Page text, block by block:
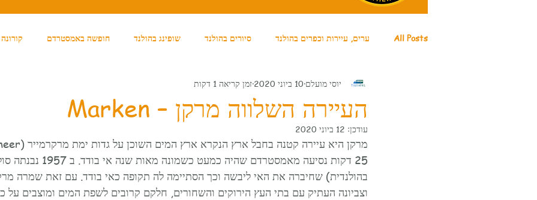
All Posts ערים, עיירות וכפרים בהולנד סיורים בהולנד שופינג בהולנד חופשה באמסטרדם
קורונה בהולנד אטרקציות באמסטרדם סיורים באמסטרדם
העיירה השלווה מרקן – Marken
יוסי מועלם 10 ביוני 2020 זמן קריאה 1 דקות
עודכן: 12 ביוני 2020
בהולנדית) שחיברה את האי ליבשה וכך הסתיימה לה תקופה כאי בודד. עם זאת שמרה
וצביונה העתיק עם בתי העץ הירוקים והשחורים, חלקם קרובים לשפת המים ומוצבים על